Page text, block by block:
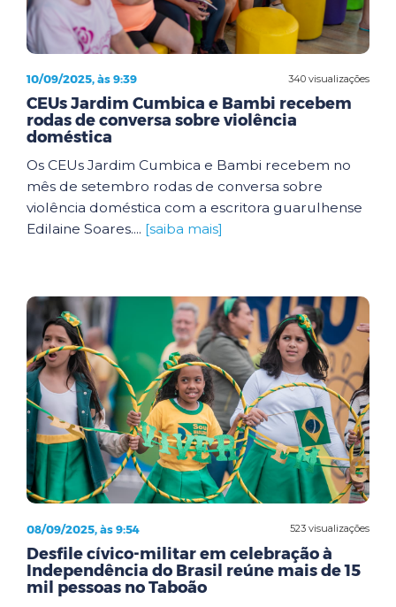
340 visualizações
10/09/2025, às 9:39
CEUs Jardim Cumbica e Bambi recebem
rodas de conversa sobre violência
doméstica
Os CEUs Jardim Cumbica e Bambi recebem no
mês de setembro rodas de conversa sobre
violência doméstica com a escritora guarulhense
Edilaine Soares.... [saiba mais]
523 visualizações
08/09/2025, às 9:54
Desfile cívico-militar em celebração à
Independência do Brasil reúne mais de 15
mil pessoas no Taboão